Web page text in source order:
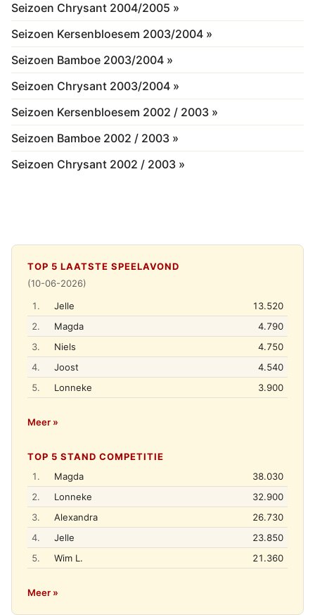
Seizoen Chrysant 2004/2005 »
Seizoen Kersenbloesem 2003/2004 »
Seizoen Bamboe 2003/2004 »
Seizoen Chrysant 2003/2004 »
Seizoen Kersenbloesem 2002 / 2003 »
Seizoen Bamboe 2002 / 2003 »
Seizoen Chrysant 2002 / 2003 »
TOP 5 LAATSTE SPEELAVOND
(10-06-2026)
1.
Jelle
13.520
2.
Magda
4.790
3.
Niels
4.750
4.
Joost
4.540
5.
Lonneke 3.900
Meer »
TOP 5 STAND COMPETITIE
1.
Magda
38.030
2.
Lonneke
32.900
3.
Alexandra
26.730
4.
Jelle
23.850
5.
Wim L. 21.360
Meer »